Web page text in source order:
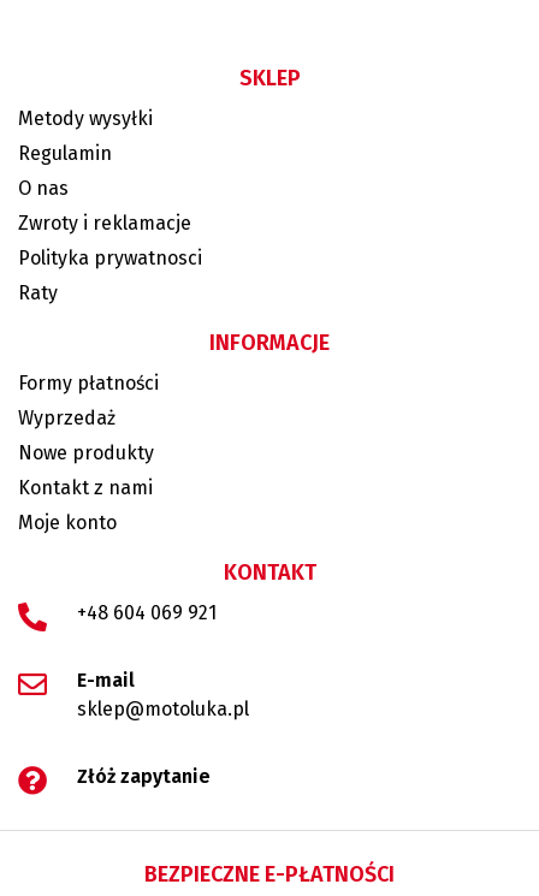
SKLEP
Metody wysyłki
Regulamin
O nas
Zwroty i reklamacje
Polityka prywatnosci
Raty
INFORMACJE
Formy płatności
Wyprzedaż
Nowe produkty
Kontakt z nami
Moje konto
KONTAKT
+48 604 069 921
E-mail
sklep@motoluka.pl
Złóż zapytanie
BEZPIECZNE E-PŁATNOŚCI